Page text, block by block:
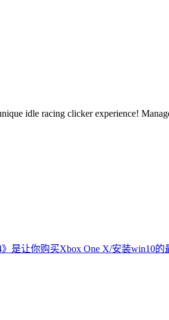
idle racing clicker experience!
是让你购买Xbox One X/安装win10的